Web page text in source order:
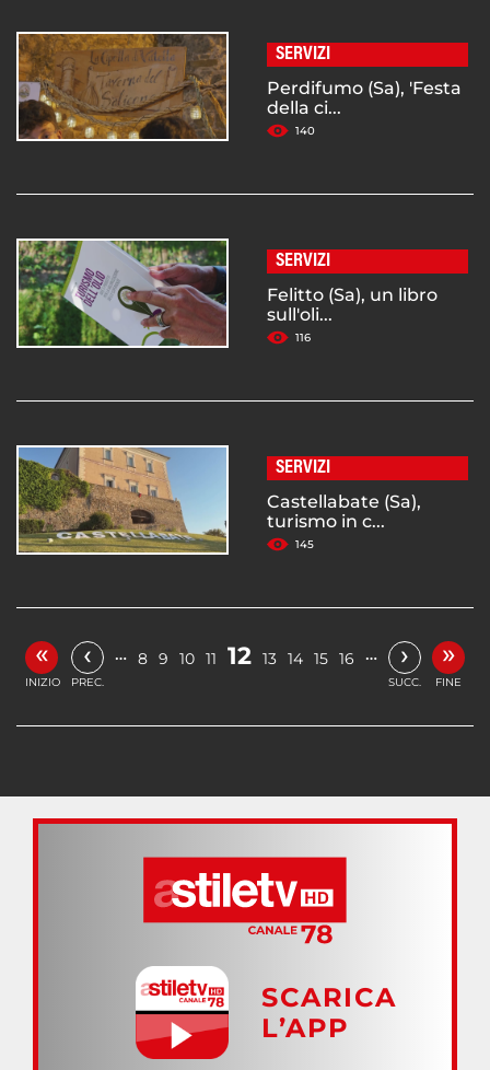
SERVIZI
Perdifumo (Sa), 'Festa
della ci...
140
SERVIZI
Felitto (Sa), un libro
sull'oli...
116
SERVIZI
Castellabate (Sa),
turismo in c...
145
«
INIZIO
‹
PREC.
… 8 9 10 11 12 13 14 15 16 … ›
SUCC.
»
FINE
SCARICA
L’APP